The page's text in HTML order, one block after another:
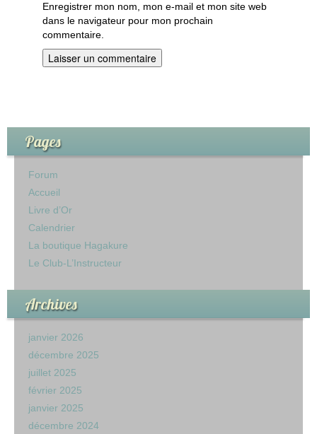
Enregistrer mon nom, mon e-mail et mon site web
dans le navigateur pour mon prochain
commentaire.
Pages
Forum
Accueil
Livre d’Or
Calendrier
La boutique Hagakure
Le Club-L’Instructeur
Archives
janvier 2026
décembre 2025
juillet 2025
février 2025
janvier 2025
décembre 2024